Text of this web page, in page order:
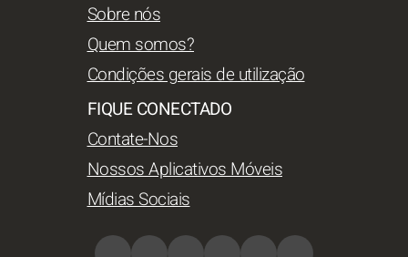
Sobre nós
Quem somos?
Condições gerais de utilização
FIQUE CONECTADO
Contate-Nos
Nossos Aplicativos Móveis
Mídias Sociais